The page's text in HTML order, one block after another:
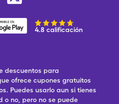
4.8 calificación
descuentos para
ofrece cupones gratuitos
Puedes usarlo aun si tienes
o no, pero no se puede